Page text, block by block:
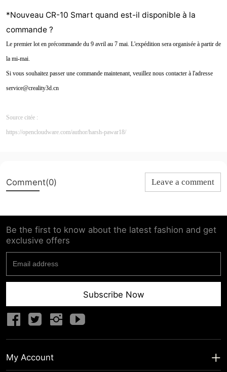
*Nouveau CR-10 Smart quand est-il disponible à la
commande ?
Le premier lot en précommande du 9 avril au 7 mai. L'expédition sera organisée à partir de
la mi-mai.
Si vous souhaitez passer une commande maintenant, veuillez nous contacter à l'adresse
service@creality3d.cn
Source citée :
https://opencloudware.com/author/harsh-pawar18/
Comment(0) Leave a comment
Be the first to know about the latest fashion and get
exclusive offers
Subscribe Now
My Account